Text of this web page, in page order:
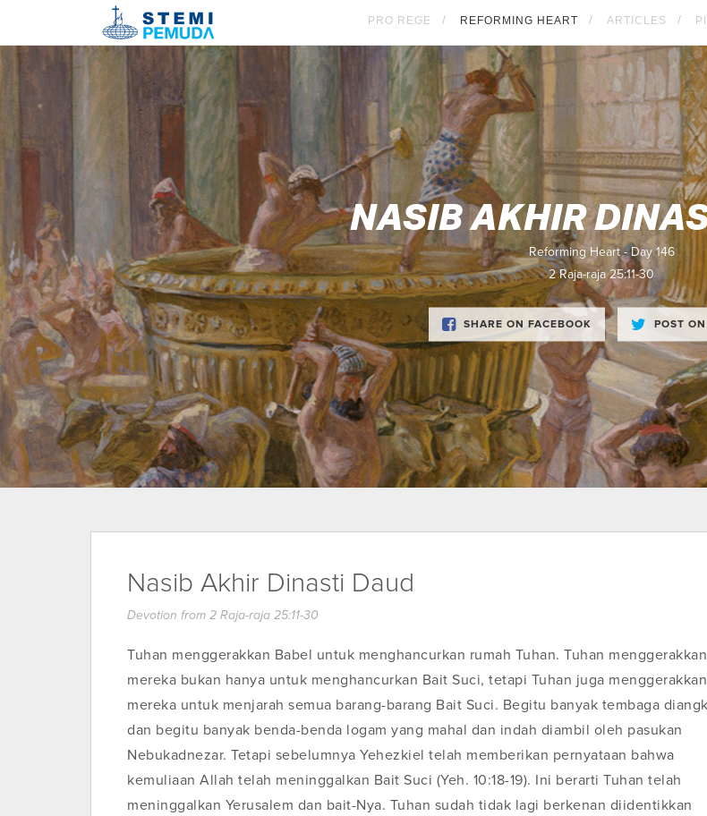
PRO REGE REFORMING HEART ARTICLES
NASIB AKHIR
Reforming Heart - Day 146
2 Raja-raja 25:11-30
SHARE ON FACEBOOK POST
Nasib Akhir Dinasti Daud
Devotion from 2 Raja-raja 25:11-30
Tuhan menggerakkan Babel untuk menghancurkan rumah Tuhan. Tuhan menggerakkan
mereka bukan hanya untuk menghancurkan Bait Suci, tetapi Tuhan juga menggerakkan
mereka untuk menjarah semua barang-barang Bait Suci. Begitu banyak tembaga
dan begitu banyak benda-benda logam yang mahal dan indah diambil oleh pasukan
Nebukadnezar. Tetapi sebelumnya Yehezkiel telah memberikan pernyataan bahwa
kemuliaan Allah telah meninggalkan Bait Suci (Yeh. 10:18-19). Ini berarti Tuhan telah
meninggalkan Yerusalem dan bait-Nya. Tuhan sudah tidak lagi berkenan diidentikkan